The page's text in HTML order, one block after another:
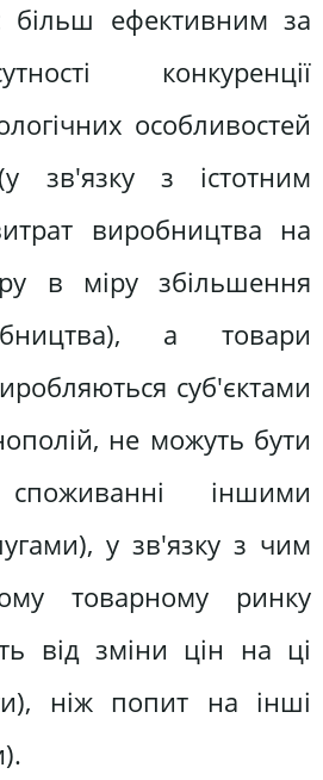
ефективним за
конкуренції
особливостей
зв'язку з істотним
виробництва на
в міру збільшення
а товари
суб'єктами
не можуть бути
іншими
у зв'язку з чим
товарному ринку
від зміни цін на ці
ніж попит на інші